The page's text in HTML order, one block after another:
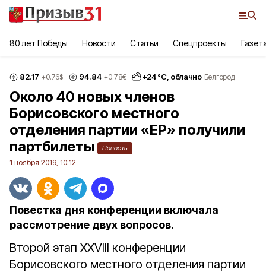
80 лет Победы Новости Статьи Спецпроекты
82.17 +0.76$ 94.84 +0.78€ +24°С, облачно Белгород
Около 40 новых членов
Борисовского местного
отделения партии «ЕР» получили
партбилеты
Новость
1 ноября 2019, 10:12
Повестка дня конференции включала
рассмотрение двух вопросов.
Второй этап XXVIII конференции
Борисовского местного отделения партии